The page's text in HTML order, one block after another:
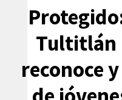
Tultitlán
reconoce